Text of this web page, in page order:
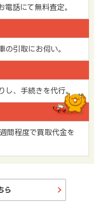
話にて無料査定。
の引取にお伺い。
し、手続きを代行。
間程度で買取代金を
ら